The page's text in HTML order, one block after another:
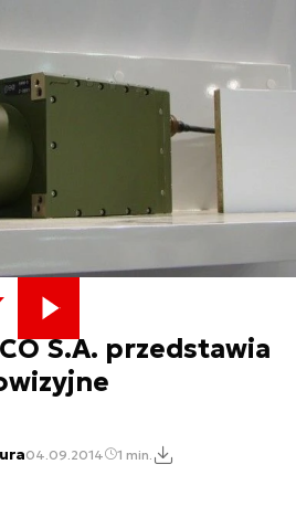
S.A. przedstawia
04.09.2014 1 min.